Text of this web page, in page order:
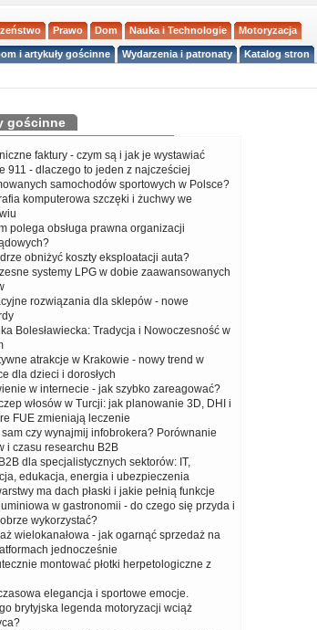
Prawo Dom Nauka i Technologie Motoryzacja
i artykuły gościnne Wydarzenia i patronaty Katalog stron
gościnne
faktury - czym są i jak je wystawiać
911 - dlaczego to jeden z najcześciej
samochodów sportowych w Polsce?
komputerowa szczęki i żuchwy we
polega obsługa prawna organizacji
obniżyć koszty eksploatacji auta?
systemy LPG w dobie zaawansowanych
rozwiązania dla sklepów - nowe
Bolesławiecka: Tradycja i Nowoczesność w
atrakcje w Krakowie - nowy trend w
dla dzieci i dorosłych
w internecie - jak szybko zareagować?
włosów w Turcji: jak planowanie 3D, DHI i
FUE zmieniają leczenie
sam czy wynajmij infobrokera? Porównanie
i czasu researchu B2B
dla specjalistycznych sektorów: IT,
edukacja, energia i ubezpieczenia
ma dach płaski i jakie pełnią funkcje
w gastronomii - do czego się przyda i
wykorzystać?
wielokanałowa - jak ogarnąć sprzedaż na
jednocześnie
montować płotki herpetologiczne z
elegancja i sportowe emocje.
brytyjska legenda motoryzacji wciąż